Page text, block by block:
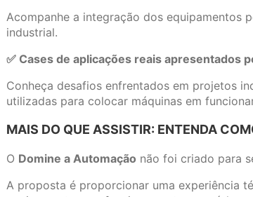
Acompanhe a integração dos equipamentos
industrial.
✅ Cases de aplicações reais apresentados
Conheça desafios enfrentados em projetos
utilizadas para colocar máquinas em
MAIS DO QUE ASSISTIR: ENTENDA
O Domine a Automação não foi criado para
A proposta é proporcionar uma experiência